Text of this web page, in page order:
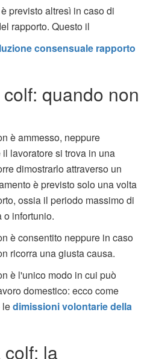
previsto altresì in caso di
rapporto. Questo il
consensuale rapporto
quando non
è ammesso, neppure
lavoratore si trova in una
dimostrarlo attraverso un
è previsto solo una volta
ossia il periodo massimo di
o infortunio.
è consentito neppure in caso
ricorra una giusta causa.
è l'unico modo in cui può
domestico: ecco come
ledimissioni volontarie della
la